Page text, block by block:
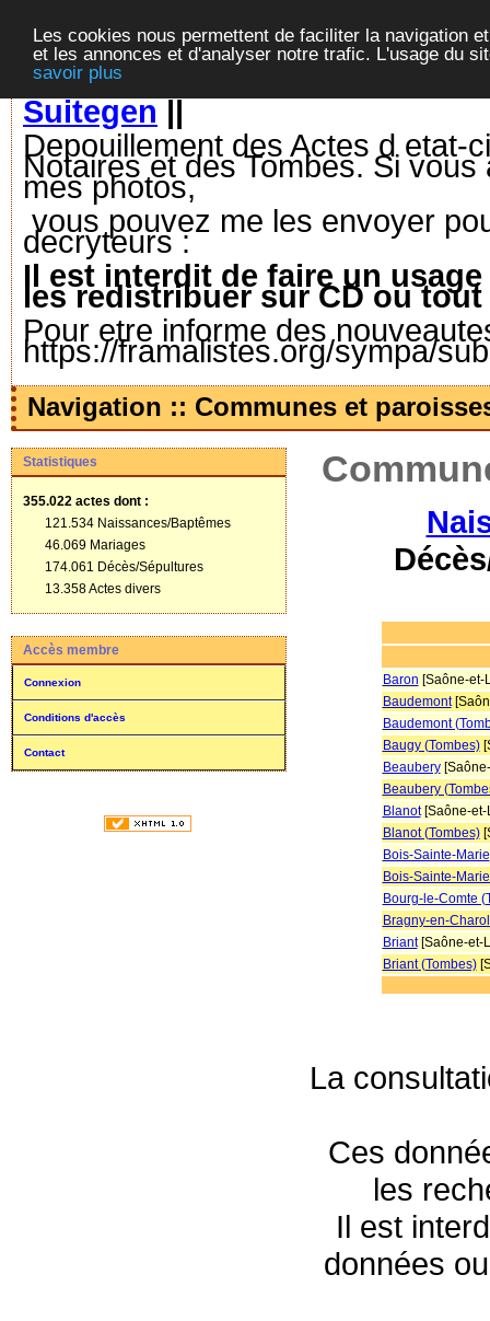
Les cookies nous permettent de faciliter la navigation
et les annonces et d'analyser notre trafic. L'usage du
savoir plus
Suitegen||
Depouillement des Actes d etat-
Notaires et des Tombes. Si
mes photos,
vous pouvez me les envoyer
decryteurs :
Il est interdit de faire un
les redistribuer sur CD ou
Pour etre informe des
https://framalistes.org/sympa/
Navigation :: Communes et
Statistiques
355.022 actes dont :
121.534 Naissances/Baptêmes
46.069 Mariages
174.061 Décès/Sépultures
13.358 Actes divers
Accès membre
Connexion
Conditions d'accès
Contact
Baron [Saône-et-
Baudemont
Baudemont
Baugy (Tombes)
Beaubery
Beaubery
Blanot[Saône-et-
Blanot (Tombes)
Bois-Sainte-Marie
Bois-Sainte-
Bourg-le-Comte
Bragny-en-
Briant[Saône-et-
Briant (Tombes)
La
Ces
les
Il est
données